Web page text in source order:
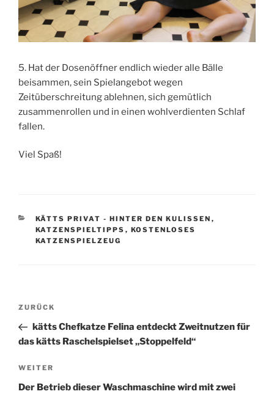
5. Hat der Dosenöffner endlich wieder alle Bälle
beisammen, sein Spielangebot wegen
Zeitüberschreitung ablehnen, sich gemütlich
zusammenrollen und in einen wohlverdienten Schlaf
fallen.
Viel Spaß!
KATEGORIEN
KÄTTS PRIVAT - HINTER DEN KULISSEN ,
KATZENSPIELTIPPS , KOSTENLOSES
KATZENSPIELZEUG
Beitragsnavigation
Vorheriger
Beitrag
ZURÜCK
kätts Chefkatze Felina entdeckt Zweitnutzen für
das kätts Raschelspielset „Stoppelfeld“
Nächster
Beitrag
WEITER
Der Betrieb dieser Waschmaschine wird mit zwei